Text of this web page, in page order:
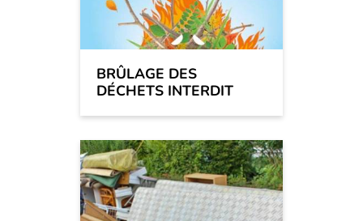
BRÛLAGE DES
DÉCHETS INTERDIT